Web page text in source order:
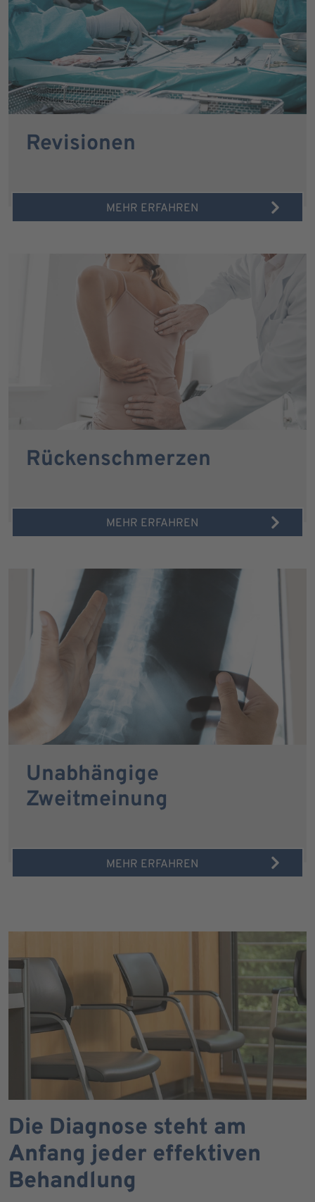
Revisionen
MEHR ERFAHREN
Rückenschmerzen
MEHR ERFAHREN
Unabhängige
Zweitmeinung
MEHR ERFAHREN
Die Diagnose steht am
Anfang jeder effektiven
Behandlung